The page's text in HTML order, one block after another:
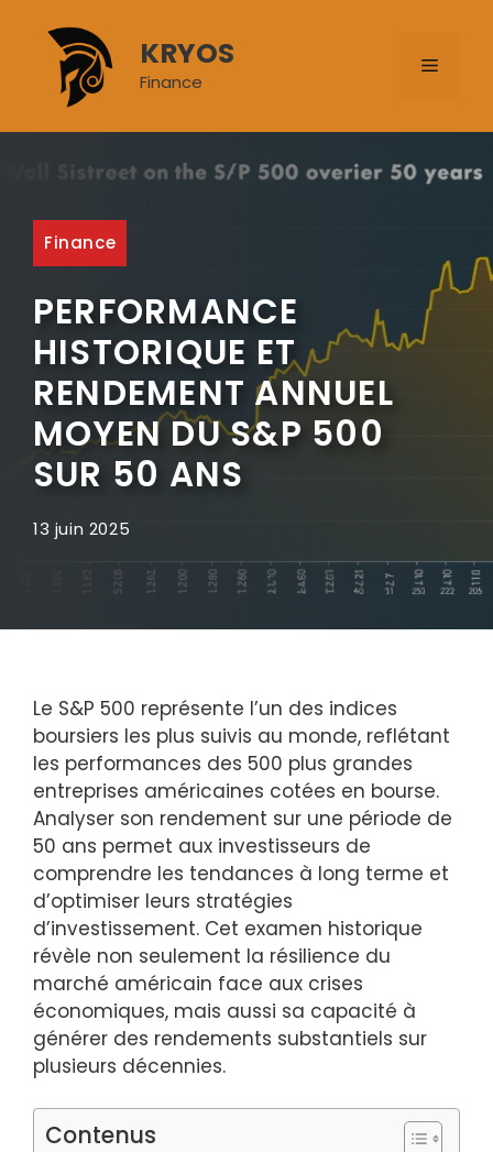
contenu
KRYOS
Finance
MENU
Finance
PERFORMANCE
HISTORIQUE ET
RENDEMENT ANNUEL
MOYEN DU S&P 500
SUR 50 ANS
13 juin 2025
Le S&P 500 représente l’un des indices
boursiers les plus suivis au monde, reflétant
les performances des 500 plus grandes
entreprises américaines cotées en bourse.
Analyser son rendement sur une période de
50 ans permet aux investisseurs de
comprendre les tendances à long terme et
d’optimiser leurs stratégies
d’investissement. Cet examen historique
révèle non seulement la résilience du
marché américain face aux crises
économiques, mais aussi sa capacité à
générer des rendements substantiels sur
plusieurs décennies.
Contenus